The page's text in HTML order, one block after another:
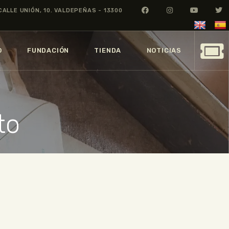
UNIÓN, 10. VALDEPEÑAS - 13300
FUNDACIÓN TIENDA NOTICIAS